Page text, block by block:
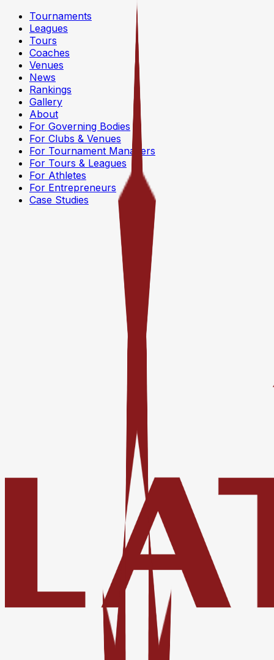
Tournaments
Leagues
Tours
Coaches
Venues
News
Rankings
Gallery
About
For Governing Bodies
For Clubs & Venues
For Tournament Managers
For Tours & Leagues
For Athletes
For Entrepreneurs
Case Studies